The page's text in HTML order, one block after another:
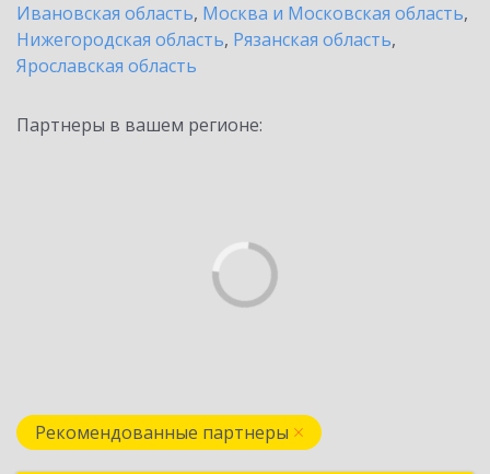
Ивановская область, Москва и Московская область,
Нижегородская область, Рязанская область,
Ярославская область
Партнеры в вашем регионе:
Рекомендованные партнеры